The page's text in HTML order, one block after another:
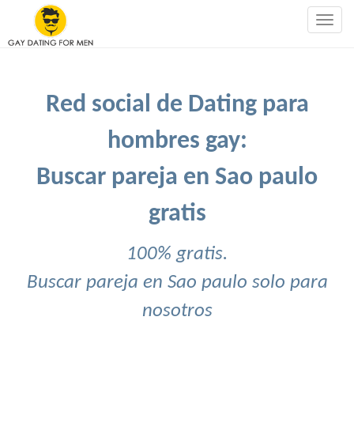
Red social de Dating para
hombres gay:
Buscar pareja en Sao paulo
gratis
100% gratis.
Buscar pareja en Sao paulo solo para
nosotros